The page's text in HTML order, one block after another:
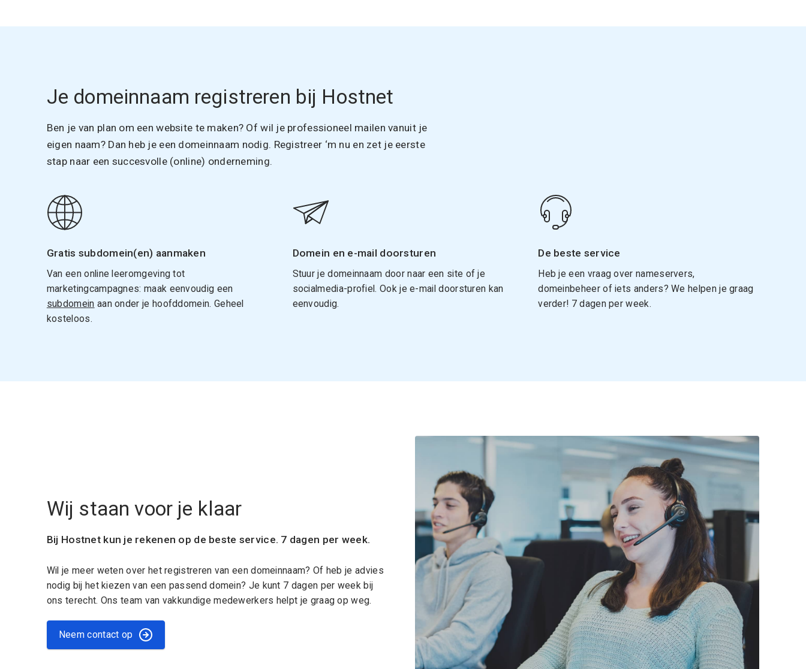
Je domeinnaam registreren bij Hostnet
Ben je van plan om een website te maken? Of wil je professioneel mailen vanuit je
eigen naam? Dan heb je een domeinnaam nodig. Registreer ‘m nu en zet je eerste
stap naar een succesvolle (online) onderneming.
Gratis subdomein(en) aanmaken
Van een online leeromgeving tot
marketingcampagnes: maak eenvoudig een
subdomein aan onder je hoofddomein. Geheel
kosteloos.
Domein en e-mail doorsturen
Stuur je domeinnaam door naar een site of je
socialmedia-profiel. Ook je e-mail doorsturen kan
eenvoudig.
De beste service
Heb je een vraag over nameservers,
domeinbeheer of iets anders? We helpen je graag
verder! 7 dagen per week.
Wij staan voor je klaar
Bij Hostnet kun je rekenen op de beste service. 7 dagen per week.
Wil je meer weten over het registreren van een domeinnaam? Of heb je advies
nodig bij het kiezen van een passend domein? Je kunt 7 dagen per week bij
ons terecht. Ons team van vakkundige medewerkers helpt je graag op weg.
Neem contact op